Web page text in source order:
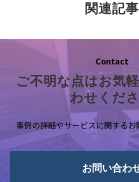
関連記事
Contact
ご不明な点はお気
わせくだ
事例の詳細やサービスに関する
お問い合わ